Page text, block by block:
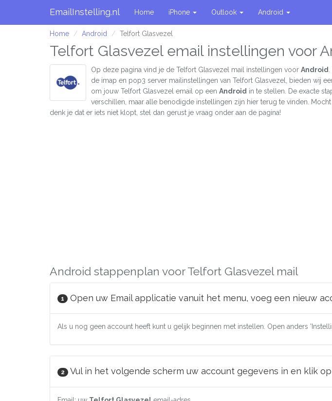
EmailInstelling.nl Home iPhone Outlook Android
Home Android Telfort Glasvezel
Telfort Glasvezel email instellingen voor
Op deze pagina vind je de Telfort Glasvezel mail instellingen voor Android
de imap en pop3 server mailinstellingen van Telfort Glasvezel, bieden wij
om jouw Telfort Glasvezel email op een Android in te stellen. De exacte
verschillen, maar alle benodigde instellingen zijn hier terug te vinden.
denk je dat er iets niet klopt, stel dan gerust je vraag onder aan de pagina!
Android stappenplan voor Telfort Glasvezel mail
1 Open uw Email applicatie vanuit het menu, voeg een nieuw
Als u nog geen account heeft kunt u gelijk beginnen met instellen. Open anders
2 Vul in het volgende scherm uw account gegevens in en klik op